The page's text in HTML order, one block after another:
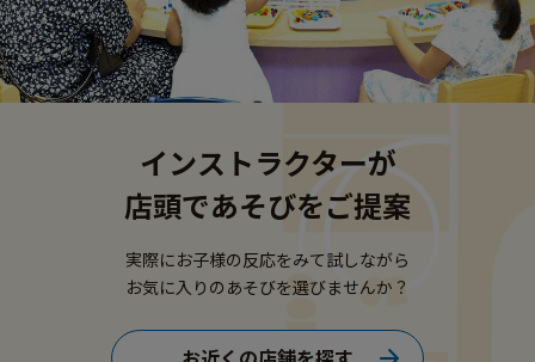
インストラクターが
店頭であそびをご提案
実際にお子様の反応をみて試しながら
お気に入りのあそびを選びませんか？